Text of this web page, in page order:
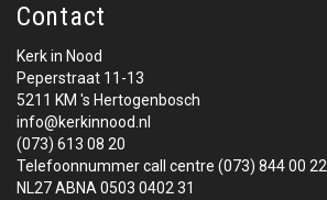
Contact
Kerk in Nood
Peperstraat 11-13
5211 KM 's Hertogenbosch
info@kerkinnood.nl
(073) 613 08 20
Telefoonnummer call centre (073) 844 00 22
NL27 ABNA 0503 0402 31